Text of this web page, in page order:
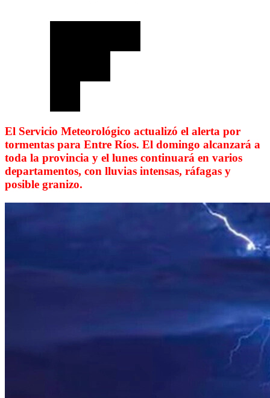
El Servicio Meteorológico actualizó el alerta por
tormentas para Entre Ríos. El domingo alcanzará a
toda la provincia y el lunes continuará en varios
departamentos, con lluvias intensas, ráfagas y
posible granizo.